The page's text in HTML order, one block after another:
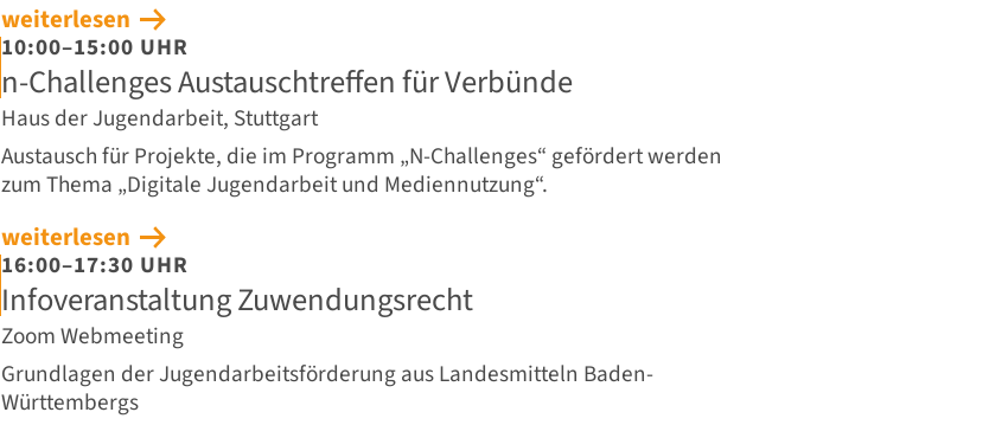
weiterlesen
10:00–15:00 UHR
n-Challenges Austauschtreffen für Verbünde
Haus der Jugendarbeit, Stuttgart
Austausch für Projekte, die im Programm „N-Challenges“ gefördert werden
zum Thema „Digitale Jugendarbeit und Mediennutzung“.
weiterlesen
16:00–17:30 UHR
Infoveranstaltung Zuwendungsrecht
Zoom Webmeeting
Grundlagen der Jugendarbeitsförderung aus Landesmitteln Baden-
Württembergs